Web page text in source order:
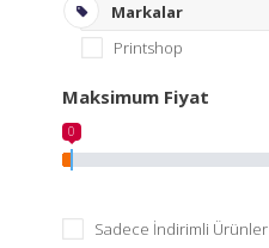
Markalar
Printshop
Maksimum Fiyat
0
Sadece İndirimli Ürünler